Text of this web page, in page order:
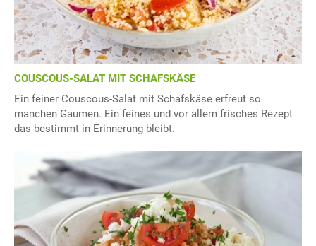
COUSCOUS-SALAT MIT SCHAFSKÄSE
Ein feiner Couscous-Salat mit Schafskäse erfreut so
manchen Gaumen. Ein feines und vor allem frisches Rezept
das bestimmt in Erinnerung bleibt.